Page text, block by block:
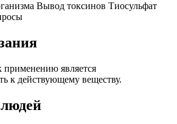
Вывод токсинов Тиосульфат
применению является
к действующему веществу.